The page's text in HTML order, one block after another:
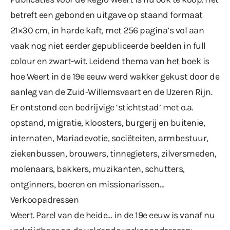
betreft een gebonden uitgave op staand formaat
21×30 cm, in harde kaft, met 256 pagina’s vol aan
vaak nog niet eerder gepubliceerde beelden in full
colour en zwart-wit. Leidend thema van het boek is
hoe Weert in de 19e eeuw werd wakker gekust door de
aanleg van de Zuid-Willemsvaart en de IJzeren Rijn.
Er ontstond een bedrijvige ‘stichtstad’ met o.a.
opstand, migratie, kloosters, burgerij en buitenie,
internaten, Mariadevotie, sociëteiten, armbestuur,
ziekenbussen, brouwers, tinnegieters, zilversmeden,
molenaars, bakkers, muzikanten, schutters,
ontginners, boeren en missionarissen…
Verkoopadressen
Weert. Parel van de heide… in de 19e eeuw is vanaf nu